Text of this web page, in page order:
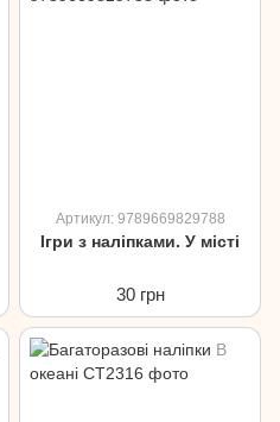
Артикул: 9789669829788
Ігри з наліпками. У місті
30 грн